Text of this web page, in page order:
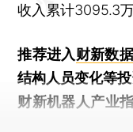
收入累计3095.3万
推荐进入财新数
结构人员变化等投
财新机器人产业